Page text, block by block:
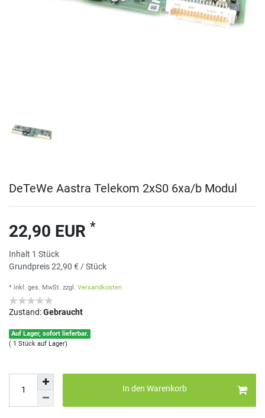
DeTeWe Aastra Telekom 2xS0 6xa/b Modul
22,90 EUR *
Inhalt 1 Stück
Grundpreis22,90 € / Stück
* inkl. ges. MwSt. zzgl. Versandkosten
Zustand:Gebraucht
Auf Lager, sofort lieferbar.
( 1 Stück auf Lager)
In den Warenkorb